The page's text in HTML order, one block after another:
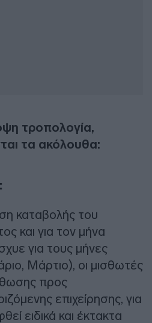
τροπολογία,
τα ακόλουθα:
καταβολής του
και για τον μήνα
για τους μήνες
Μάρτιο), οι μισθωτές
προς
επιχείρησης, για
ειδικά και έκτακτα